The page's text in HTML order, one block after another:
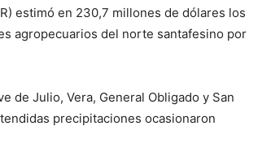
estimó en 230,7 millones de dólares los
agropecuarios del norte santafesino por
de Julio, Vera, General Obligado y San
precipitaciones ocasionaron